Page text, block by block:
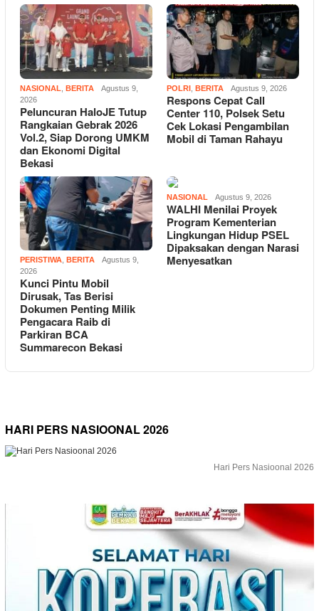
NASIONAL BERITA
Agustus 9,
2026
Peluncuran HaloJE Tutup
Rangkaian Gebrak 2026
Vol.2, Siap Dorong UMKM
dan Ekonomi Digital
Bekasi
POLRI BERITA Agustus 9, 2026
Respons Cepat Call
Center 110, Polsek Setu
Cek Lokasi Pengambilan
Mobil di Taman Rahayu
PERISTIWA BERITA
Agustus 9,
2026
Kunci Pintu Mobil
Dirusak, Tas Berisi
Dokumen Penting Milik
Pengacara Raib di
Parkiran BCA
Summarecon Bekasi
NASIONAL Agustus 9, 2026
WALHI Menilai Proyek
Program Kementerian
Lingkungan Hidup PSEL
Dipaksakan dengan Narasi
Menyesatkan
HARI PERS NASIOONAL 2026
Hari Pers Nasioonal 2026